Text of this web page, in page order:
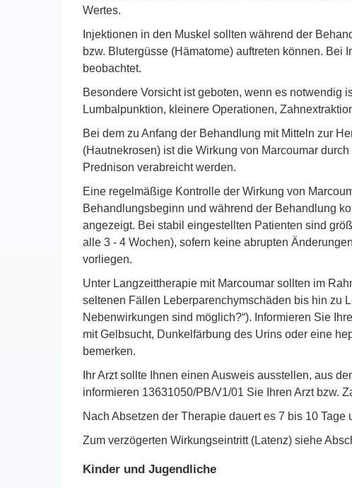
Wertes.
Injektionen in den Muskel sollten während der
bzw. Blutergüsse (Hämatome) auftreten können.
beobachtet.
Besondere Vorsicht ist geboten, wenn es notwendig
Lumbalpunktion, kleinere Operationen,
Bei dem zu Anfang der Behandlung mit Mitteln zur
(Hautnekrosen) ist die Wirkung von Marcoumar
Prednison verabreicht werden.
Eine regelmäßige Kontrolle der Wirkung von
Behandlungsbeginn und während der Behandlung
angezeigt. Bei stabil eingestellten Patienten sind
alle 3 - 4 Wochen), sofern keine abrupten
vorliegen.
Unter Langzeittherapie mit Marcoumar sollten im
seltenen Fällen Leberparenchymschäden bis hin zu
Nebenwirkungen sind möglich?“). Informieren Sie
mit Gelbsucht, Dunkelfärbung des Urins oder eine
bemerken.
Ihr Arzt sollte Ihnen einen Ausweis ausstellen, aus
informieren 13631050/PB/V1/01 Sie Ihren Arzt bzw.
Nach Absetzen der Therapie dauert es 7 bis 10
Zum verzögerten Wirkungseintritt (Latenz) siehe
Kinder und Jugendliche